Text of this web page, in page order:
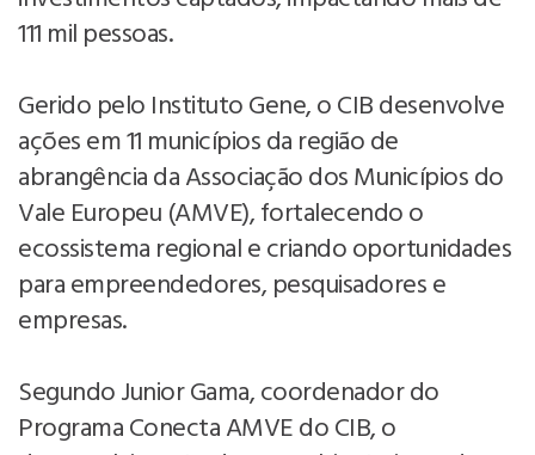
111 mil pessoas.
Gerido pelo Instituto Gene, o CIB desenvolve
ações em 11 municípios da região de
abrangência da Associação dos Municípios do
Vale Europeu (AMVE), fortalecendo o
ecossistema regional e criando oportunidades
para empreendedores, pesquisadores e
empresas.
Segundo Junior Gama, coordenador do
Programa Conecta AMVE do CIB, o